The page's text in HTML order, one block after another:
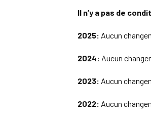
Il n’y a pas de
2025: Aucun
2024: Aucun
2023: Aucun
2022: Aucun